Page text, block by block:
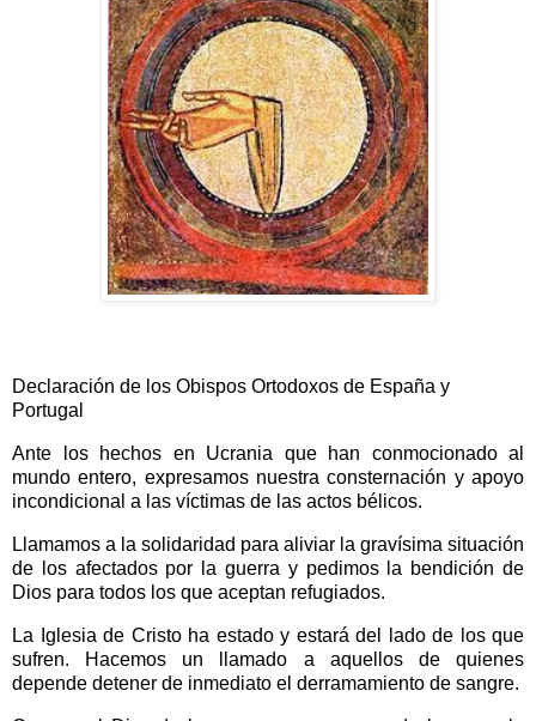
Declaración de los Obispos Ortodoxos de España y
Portugal
Ante los hechos en Ucrania que han conmocionado al
mundo entero, expresamos nuestra consternación y apoyo
incondicional a las víctimas de las actos bélicos.
Llamamos a la solidaridad para aliviar la gravísima situación
de los afectados por la guerra y pedimos la bendición de
Dios para todos los que aceptan refugiados.
La Iglesia de Cristo ha estado y estará del lado de los que
sufren. Hacemos un llamado a aquellos de quienes
depende detener de inmediato el derramamiento de sangre.